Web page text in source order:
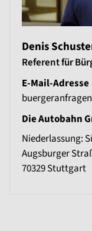
Denis
Referent für
E-Mail-Adresse
Die Autobahn
Niederlassung:
Augsburger
70329Stuttgart